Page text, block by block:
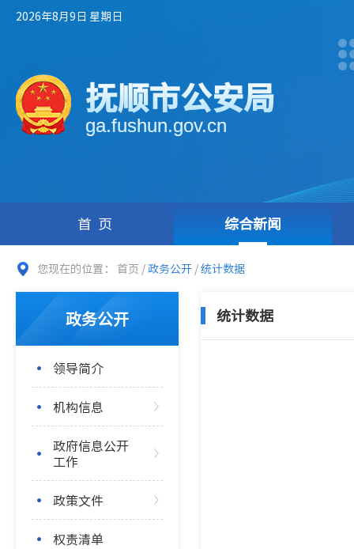
2026年8月9日 星期日
抚顺市公安局
ga.fushun.gov.cn
首页 综合新闻
您现在的位置： 首页 /政务公开 /统计数据
政务公开
领导简介
机构信息
政府信息公开
工作
政策文件
权责清单
统计数据